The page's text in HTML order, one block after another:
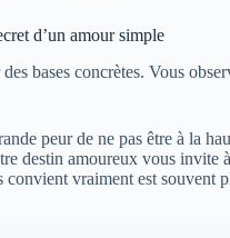
d’un amour simple
bases concrètes. Vous
peur de ne pas être à la
destin amoureux vous
vraiment est souvent